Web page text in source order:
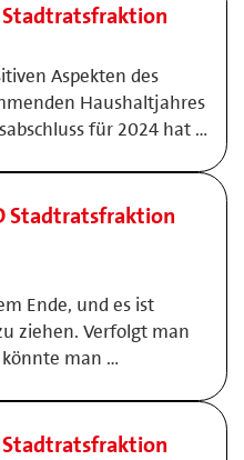
Stadtratsfraktion
Aspekten des
Haushaltjahres
für 2024 hat …
Stadtratsfraktion
Ende, und es ist
ziehen. Verfolgt man
man …
Stadtratsfraktion